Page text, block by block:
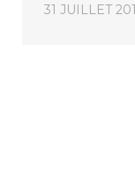
31 JUILLET